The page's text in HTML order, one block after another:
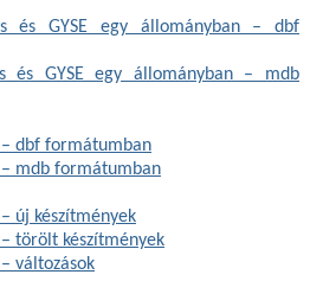
és GYSE egy állományban – dbf
és GYSE egy állományban – mdb
– dbf formátumban
– mdb formátumban
új készítmények
törölt készítmények
változások